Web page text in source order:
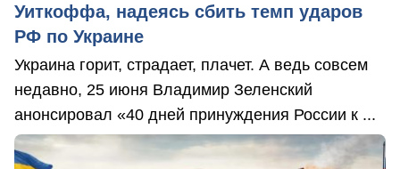
Уиткоффа, надеясь сбить темп ударов
РФ по Украине
Украина горит, страдает, плачет. А ведь совсем
недавно, 25 июня Владимир Зеленский
анонсировал «40 дней принуждения России к ...